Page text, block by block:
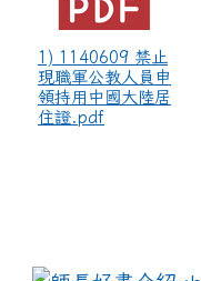
1) 1140609 禁止
現職軍公教人員申
領持用中國大陸居
住證.pdf